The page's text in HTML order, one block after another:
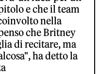
e che il team
nella
che Britney
di recitare, ma
ha detto la